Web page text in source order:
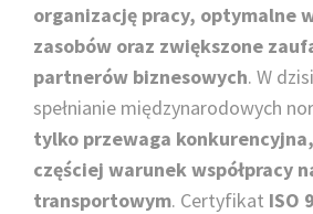
organizację pracy, optymalne
zasobów oraz zwiększone
partnerów biznesowych. W
spełnianie międzynarodowych
tylko przewaga
częściej warunek współpracy
transportowym. Certyfikat ISO